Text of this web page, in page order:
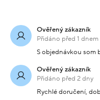
Ověřený zákazník
Přidáno před 1 dnem
S objednávkou som
Ověřený zákazník
Přidáno před 2 dny
Rychlé doručení,